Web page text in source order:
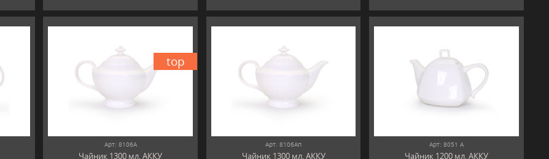
top
Арт: 8106А
Чайник 1300 мл, АККУ
Арт: 8106Ап
Чайник 1300 мл, АККУ
Арт: 8051 А
Чайник 1200 мл, АККУ